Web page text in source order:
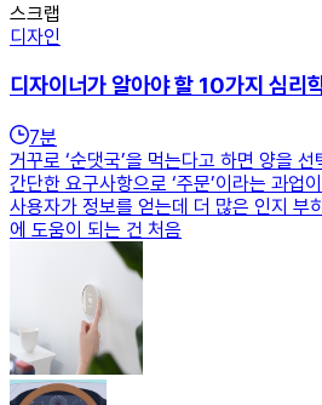
스크랩
디자인
디자이너가 알아야 할 10가지 심리
7분
거꾸로 ‘순댓국’을 먹는다고 하면 양을
간단한 요구사항으로 ‘주문’이라는 과업
사용자가 정보를 얻는데 더 많은 인지 부
에 도움이 되는 건 처음